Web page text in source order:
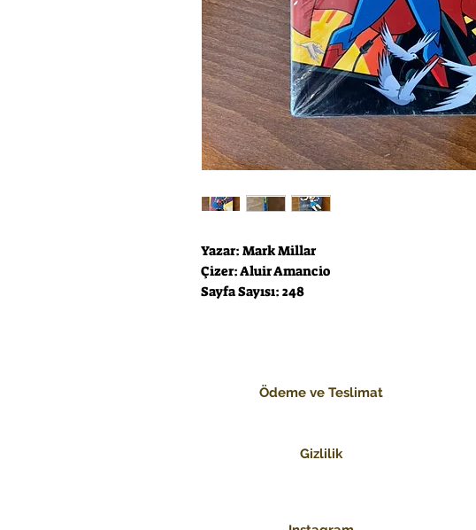
Yazar: Mark Millar
Çizer: Aluir Amancio
Sayfa Sayısı: 248
Ödeme ve Teslimat
Gizlilik